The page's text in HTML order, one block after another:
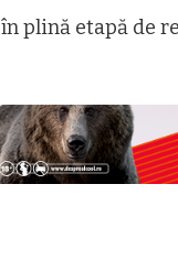
plină etapă de